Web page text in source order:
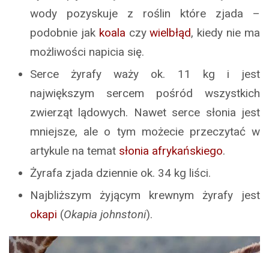
wody pozyskuje z roślin które zjada –
podobnie jak koala czywielbłąd, kiedy nie ma
możliwości napicia się.
Serce żyrafy waży ok. 11 kg i jest
największym sercem pośród wszystkich
zwierząt lądowych. Nawet serce słonia jest
mniejsze, ale o tym możecie przeczytać w
artykule na temat słonia afrykańskiego.
Żyrafa zjada dziennie ok. 34 kg liści.
Najbliższym żyjącym krewnym żyrafy jest
okapi (Okapia johnstoni).